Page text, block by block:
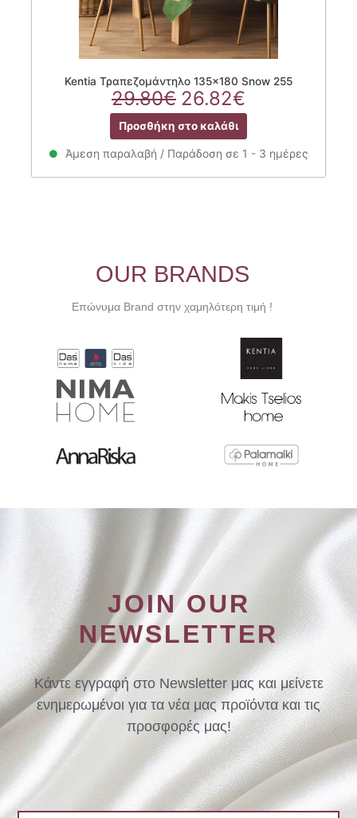
Kentia Τραπεζομάντηλο 135×180 Snow 255
29.80€ Original
price
was:
29.80€.
26.82€
τρέχουσα
τιμή
είναι:
26.82€.
Προσθήκη στο καλάθι
Άμεση παραλαβή / Παράδοση σε 1 - 3 ημέρες
OUR BRANDS
Επώνυμα Brand στην χαμηλότερη τιμή !
JOIN OUR
NEWSLETTER
Κάντε εγγραφή στο Newsletter μας και μείνετε
ενημερωμένοι για τα νέα μας προϊόντα και τις
προσφορές μας!